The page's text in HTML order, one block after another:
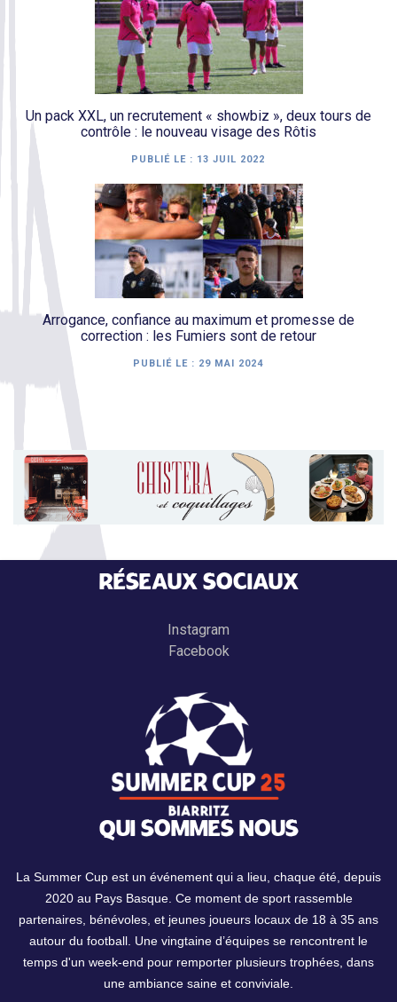
Un pack XXL, un recrutement « showbiz », deux tours de
contrôle : le nouveau visage des Rôtis
PUBLIÉ LE : 13 JUIL 2022
Arrogance, confiance au maximum et promesse de
correction : les Fumiers sont de retour
PUBLIÉ LE : 29 MAI 2024
RÉSEAUX SOCIAUX
Instagram
Facebook
QUI SOMMES NOUS
La Summer Cup est un événement qui a lieu, chaque été, depuis
2020 au Pays Basque. Ce moment de sport rassemble
partenaires, bénévoles, et jeunes joueurs locaux de 18 à 35 ans
autour du football. Une vingtaine d’équipes se rencontrent le
temps d'un week-end pour remporter plusieurs trophées, dans
une ambiance saine et conviviale.